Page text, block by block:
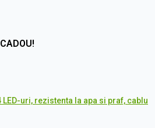
uri, rezistenta la apa si praf, cablu